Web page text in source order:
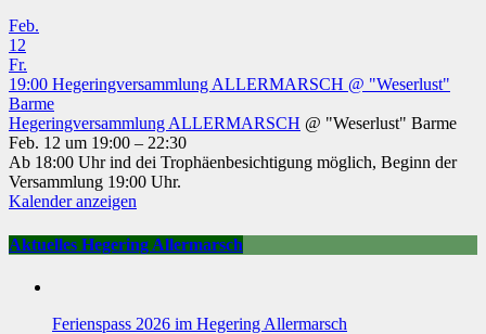
Feb.
12
Fr.
19:00 Hegeringversammlung ALLERMARSCH @ "Weserlust"
Barme
Hegeringversammlung ALLERMARSCH @ "Weserlust" Barme
Feb. 12 um 19:00 – 22:30
Ab 18:00 Uhr ind dei Trophäenbesichtigung möglich, Beginn der
Versammlung 19:00 Uhr.
Kalender anzeigen
Aktuelles Hegering Allermarsch
Ferienspass 2026 im Hegering Allermarsch